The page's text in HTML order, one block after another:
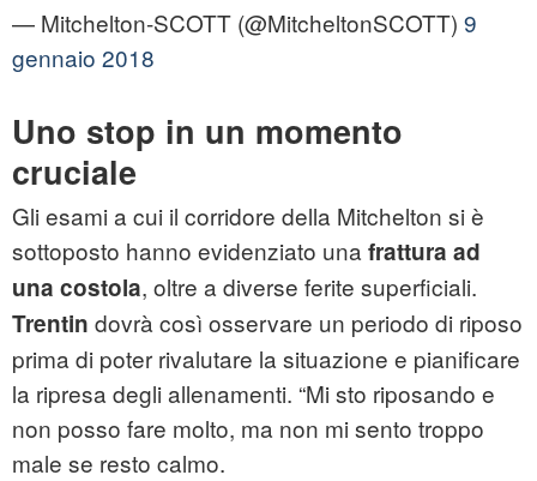
— Mitchelton-SCOTT (@MitcheltonSCOTT) 9
gennaio 2018
Uno stop in un momento
cruciale
Gli esami a cui il corridore della Mitchelton si è
sottoposto hanno evidenziato una frattura ad
una costola, oltre a diverse ferite superficiali.
Trentin dovrà così osservare un periodo di riposo
prima di poter rivalutare la situazione e pianificare
la ripresa degli allenamenti. “Mi sto riposando e
non posso fare molto, ma non mi sento troppo
male se resto calmo.